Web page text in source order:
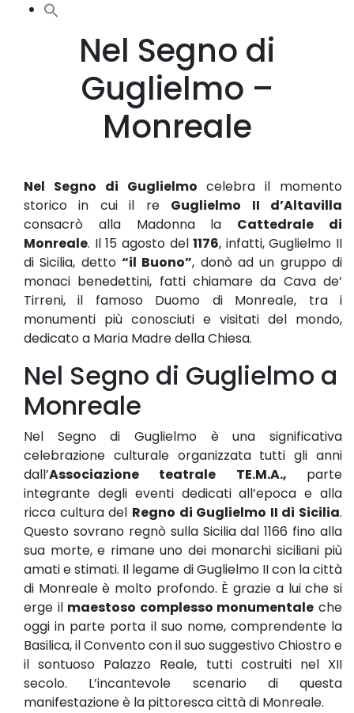
Nel Segno di
Guglielmo –
Monreale
Nel Segno di Guglielmo celebra il momento
storico in cui il re Guglielmo II d’Altavilla
consacrò alla Madonna la Cattedrale di
Monreale. Il 15 agosto del1176, infatti, Guglielmo II
di Sicilia, detto “il Buono”, donò ad un gruppo di
monaci benedettini, fatti chiamare da Cava de’
Tirreni, il famoso Duomo di Monreale, tra i
monumenti più conosciuti e visitati del mondo,
dedicato a Maria Madre della Chiesa.
Nel Segno di Guglielmo a
Monreale
Nel Segno di Guglielmo è una significativa
celebrazione culturale organizzata tutti gli anni
dall’Associazione teatrale TE.M.A., parte
integrante degli eventi dedicati all’epoca e alla
ricca cultura del Regno di Guglielmo II di Sicilia.
Questo sovrano regnò sulla Sicilia dal 1166 fino alla
sua morte, e rimane uno dei monarchi siciliani più
amati e stimati. Il legame di Guglielmo II con la città
di Monreale è molto profondo. È grazie a lui che si
erge il maestoso complesso monumentale che
oggi in parte porta il suo nome, comprendente la
Basilica, il Convento con il suo suggestivo Chiostro e
il sontuoso Palazzo Reale, tutti costruiti nel XII
secolo. L’incantevole scenario di questa
manifestazione è la pittoresca città di Monreale.